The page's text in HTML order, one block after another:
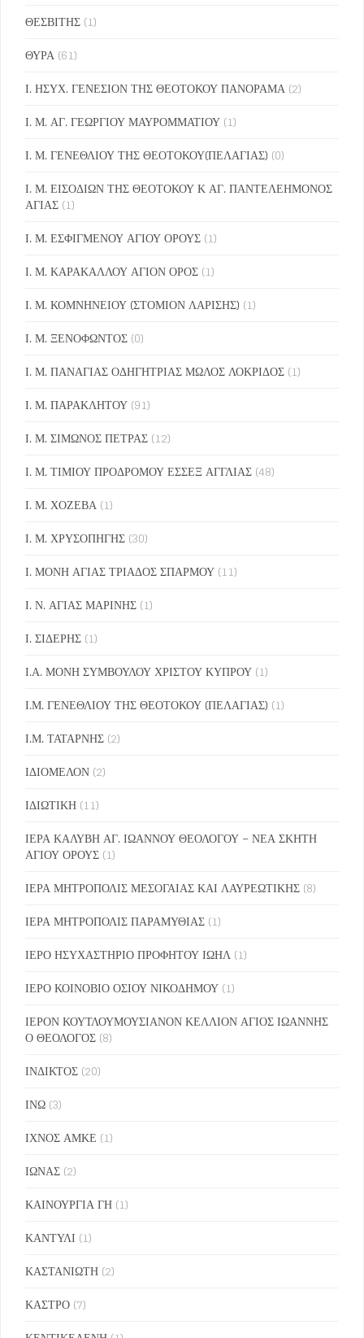
ΘΕΣΒΙΤΗΣ (1)
ΘΥΡΑ (61)
Ι. ΗΣΥΧ. ΓΕΝΕΣΙΟΝ ΤΗΣ ΘΕΟΤΟΚΟΥ ΠΑΝΟΡΑΜΑ (2)
Ι. Μ. ΑΓ. ΓΕΩΡΓΙΟΥ ΜΑΥΡΟΜΜΑΤΙΟΥ (1)
Ι. Μ. ΓΕΝΕΘΛΙΟΥ ΤΗΣ ΘΕΟΤΟΚΟΥ(ΠΕΛΑΓΙΑΣ) (0)
Ι. Μ. ΕΙΣΟΔΙΩΝ ΤΗΣ ΘΕΟΤΟΚΟΥ Κ ΑΓ. ΠΑΝΤΕΛΕΗΜΟΝΟΣ
ΑΓΙΑΣ (1)
Ι. Μ. ΕΣΦΙΓΜΕΝΟΥ ΑΓΙΟΥ ΟΡΟΥΣ (1)
Ι. Μ. ΚΑΡΑΚΑΛΛΟΥ ΑΓΙΟΝ ΟΡΟΣ (1)
Ι. Μ. ΚΟΜΝΗΝΕΙΟΥ (ΣΤΟΜΙΟΝ ΛΑΡΙΣΗΣ) (1)
Ι. Μ. ΞΕΝΟΦΩΝΤΟΣ (0)
Ι. Μ. ΠΑΝΑΓΙΑΣ ΟΔΗΓΗΤΡΙΑΣ ΜΩΛΟΣ ΛΟΚΡΙΔΟΣ (1)
Ι. Μ. ΠΑΡΑΚΛΗΤΟΥ (91)
Ι. Μ. ΣΙΜΩΝΟΣ ΠΕΤΡΑΣ (12)
Ι. Μ. ΤΙΜΙΟΥ ΠΡΟΔΡΟΜΟΥ ΕΣΣΕΞ ΑΓΓΛΙΑΣ (48)
Ι. Μ. ΧΟΖΕΒΑ (1)
Ι. Μ. ΧΡΥΣΟΠΗΓΗΣ (30)
Ι. ΜΟΝΗ ΑΓΙΑΣ ΤΡΙΑΔΟΣ ΣΠΑΡΜΟΥ (11)
Ι. Ν. ΑΓΙΑΣ ΜΑΡΙΝΗΣ (1)
Ι. ΣΙΔΕΡΗΣ (1)
Ι.Α. ΜΟΝΗ ΣΥΜΒΟΥΛΟΥ ΧΡΙΣΤΟΥ ΚΥΠΡΟΥ (1)
Ι.Μ. ΓΕΝΕΘΛΙΟΥ ΤΗΣ ΘΕΟΤΟΚΟΥ (ΠΕΛΑΓΙΑΣ) (1)
Ι.Μ. ΤΑΤΑΡΝΗΣ (2)
ΙΔΙΟΜΕΛΟΝ (2)
ΙΔΙΩΤΙΚΗ (11)
ΙΕΡΑ ΚΑΛΥΒΗ ΑΓ. ΙΩΑΝΝΟΥ ΘΕΟΛΟΓΟΥ – ΝΕΑ ΣΚΗΤΗ
ΑΓΙΟΥ ΟΡΟΥΣ (1)
ΙΕΡΑ ΜΗΤΡΟΠΟΛΙΣ ΜΕΣΟΓΑΙΑΣ ΚΑΙ ΛΑΥΡΕΩΤΙΚΗΣ (8)
ΙΕΡΑ ΜΗΤΡΟΠΟΛΙΣ ΠΑΡΑΜΥΘΙΑΣ (1)
ΙΕΡΟ ΗΣΥΧΑΣΤΗΡΙΟ ΠΡΟΦΗΤΟΥ ΙΩΗΛ (1)
ΙΕΡΟ ΚΟΙΝΟΒΙΟ ΟΣΙΟΥ ΝΙΚΟΔΗΜΟΥ (1)
ΙΕΡΟΝ ΚΟΥΤΛΟΥΜΟΥΣΙΑΝΟΝ ΚΕΛΛΙΟΝ ΑΓΙΟΣ ΙΩΑΝΝΗΣ
Ο ΘΕΟΛΟΓΟΣ (8)
ΙΝΔΙΚΤΟΣ (20)
ΙΝΩ (3)
ΙΧΝΟΣ ΑΜΚΕ (1)
ΙΩΝΑΣ (2)
ΚΑΙΝΟΥΡΓΙΑ ΓΗ (1)
ΚΑΝΤΥΛΙ (1)
ΚΑΣΤΑΝΙΩΤΗ (2)
ΚΑΣΤΡΟ (7)